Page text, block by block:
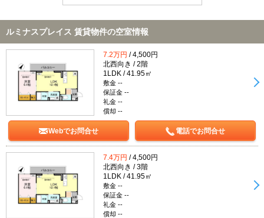
ルミナスプレイス 賃貸物件の空室情報
7.2万円 / 4,500円
北西向き / 2階
1LDK / 41.95㎡
敷金 --
保証金 --
礼金 --
償却 --
Webでお問合せ 電話でお問合せ
7.4万円 / 4,500円
北西向き / 3階
1LDK / 41.95㎡
敷金 --
保証金 --
礼金 --
償却 --